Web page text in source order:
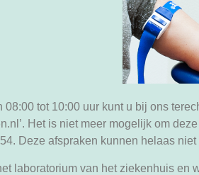
tot 10:00 uur kunt u bij ons
Het is niet meer mogelijk om
Deze afspraken kunnen helaas
laboratorium van het ziekenhuis